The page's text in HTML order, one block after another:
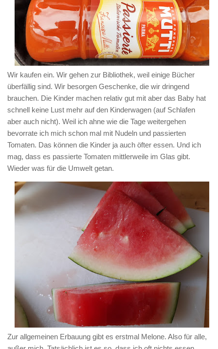
Wir kaufen ein. Wir gehen zur Bibliothek, weil einige Bücher
überfällig sind. Wir besorgen Geschenke, die wir dringend
brauchen. Die Kinder machen relativ gut mit aber das Baby hat
schnell keine Lust mehr auf den Kinderwagen (auf Schlafen
aber auch nicht). Weil ich ahne wie die Tage weitergehen
bevorrate ich mich schon mal mit Nudeln und passierten
Tomaten. Das können die Kinder ja auch öfter essen. Und ich
mag, dass es passierte Tomaten mittlerweile im Glas gibt.
Wieder was für die Umwelt getan.
Zur allgemeinen Erbauung gibt es erstmal Melone. Also für alle,